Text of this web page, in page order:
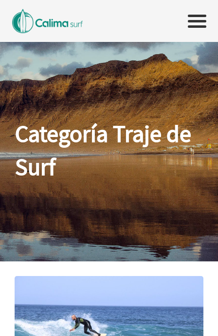
Categoría Traje de
Surf